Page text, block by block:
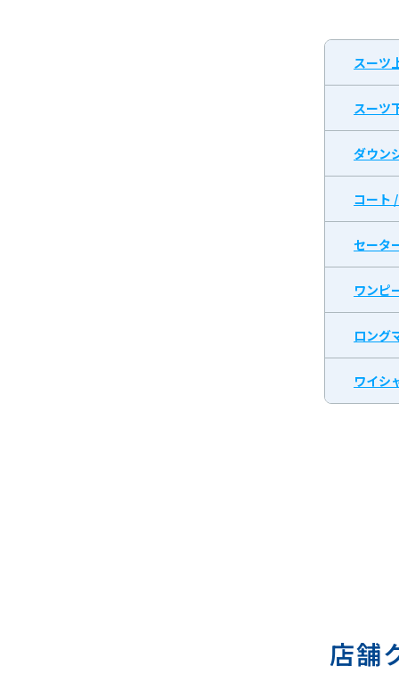
スーツ
スーツ
ダウン
コート
セータ
ワンピ
ロング
ワイシ
店舗